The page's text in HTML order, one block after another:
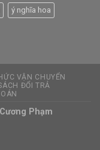
ý nghĩa hoa
VẬN CHUYỂN
ĐỔI TRẢ
Cương Phạm